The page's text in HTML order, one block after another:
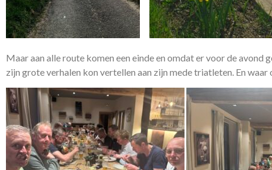
Maar aan alle route komen een einde en omdat er voor de
zijn grote verhalen kon vertellen aan zijn mede triatleten. En